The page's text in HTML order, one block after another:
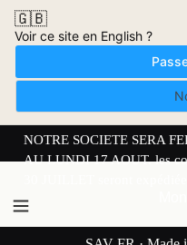
🇬🇧
Voir ce site en English ?
NOTRE SOCIETE SERA
AU LUNDI 17 AOUT. les